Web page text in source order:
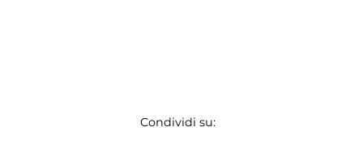
Condividi su: